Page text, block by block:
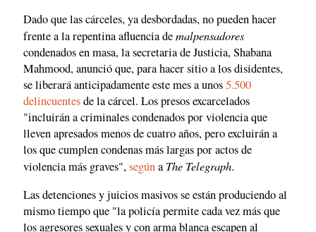
Dado que las cárceles, ya desbordadas, no pueden hacer
frente a la repentina afluencia demalpensadores
condenados en masa, la secretaria de Justicia, Shabana
Mahmood, anunció que, para hacer sitio a los disidentes,
se liberará anticipadamente este mes a unos5.500
delincuentesde la cárcel. Los presos excarcelados
"incluirán a criminales condenados por violencia que
lleven apresados menos de cuatro años, pero excluirán a
los que cumplen condenas más largas por actos de
violencia más graves",segúna The Telegraph.
Las detenciones y juicios masivos se están produciendo al
mismo tiempo que "la policía permite cada vez más que
los agresores sexuales y con arma blanca escapen al